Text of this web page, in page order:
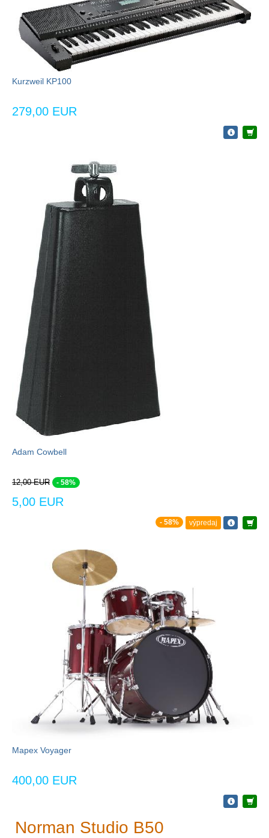
Kurzweil KP100
279,00 EUR
Adam Cowbell
12,00 EUR - 58%
5,00 EUR
- 58% výpredaj
Mapex Voyager
400,00 EUR
Norman Studio B50